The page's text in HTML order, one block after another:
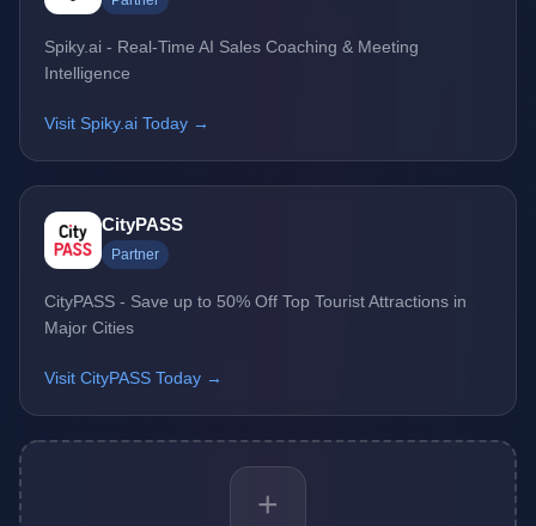
Spiky.ai - Real-Time AI Sales Coaching & Meeting
Intelligence
Visit Spiky.ai Today →
CityPASS
Partner
CityPASS - Save up to 50% Off Top Tourist Attractions in
Major Cities
Visit CityPASS Today →
+